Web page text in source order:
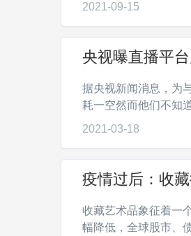
2021-09-15
央视曝直播平
据央视新闻消息，为
耗一空然而他们不知
2021-03-18
疫情过后：收
收藏艺术品象征着一
幅降低，全球股市、